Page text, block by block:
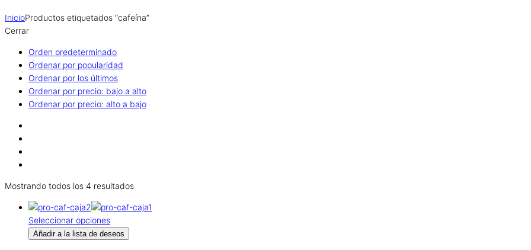
InicioProductos etiquetados “cafeína”
Cerrar
Orden predeterminado
Ordenar por popularidad
Ordenar por los últimos
Ordenar por precio: bajo a alto
Ordenar por precio: alto a bajo
Mostrando todos los 4 resultados
Seleccionar opciones
Añadir a la lista de deseos